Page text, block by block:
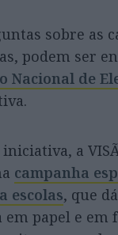
sobre as
podem ser
Nacional de
a
campanha
escolas, que
em papel e em